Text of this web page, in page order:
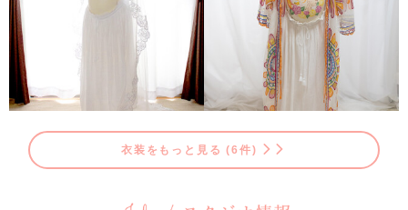
衣装をもっと見る (6件)